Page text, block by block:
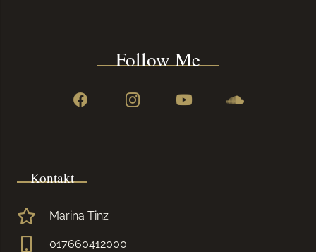
Follow Me
Kontakt
Marina Tinz
017660412000